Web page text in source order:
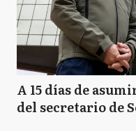
A 15 días de
del secretario de